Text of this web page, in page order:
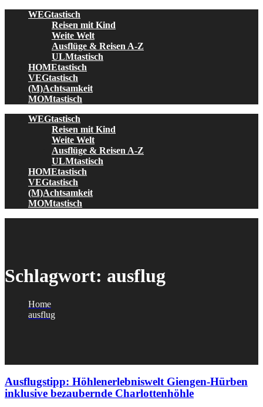
WEGtastisch
Reisen mit Kind
Weite Welt
Ausflüge & Reisen A-Z
ULMtastisch
HOMEtastisch
VEGtastisch
(M)Achtsamkeit
MOMtastisch
WEGtastisch
Reisen mit Kind
Weite Welt
Ausflüge & Reisen A-Z
ULMtastisch
HOMEtastisch
VEGtastisch
(M)Achtsamkeit
MOMtastisch
Schlagwort: ausflug
Home
ausflug
Ausflugstipp: Höhlenerlebniswelt Giengen-Hürben
inklusive bezaubernde Charlottenhöhle